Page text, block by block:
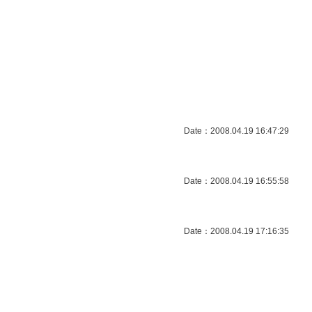
Date：2008.04.19 16:47:29
Date：2008.04.19 16:55:58
Date：2008.04.19 17:16:35